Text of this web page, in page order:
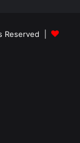
Reserved |